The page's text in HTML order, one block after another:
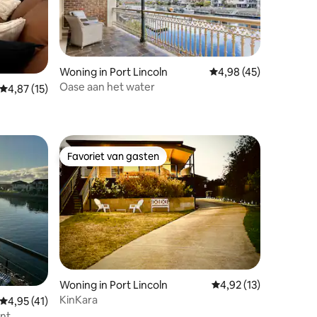
Gemiddelde beoordeling van 4,87 op 5, 15 recensies
4,87 (15)
Woning in Port Lincoln Gemiddelde
4,98 (45)
Oase aan het water
Gemiddelde beoordeling van 4,95 op 5, 41 recensies
4,95 (41)
Favoriet van gasten
Favoriet van gasten
Woning in Port Lincoln Gemiddelde
4,92 (13)
KinKara